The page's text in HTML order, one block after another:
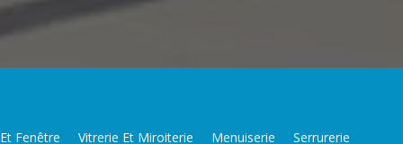
Fenêtre Vitrerie Et Miroiterie Menuiserie Serrurerie